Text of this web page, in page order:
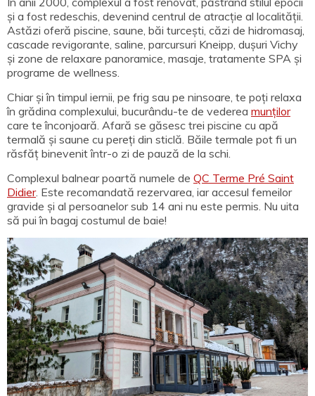
și a fost redeschis, devenind centrul de atracție al localității.
Astăzi oferă piscine, saune, băi turcești, căzi de hidromasaj,
cascade revigorante, saline, parcursuri Kneipp, dușuri Vichy
și zone de relaxare panoramice, masaje, tratamente SPA și
programe de wellness.
Chiar și în timpul iernii, pe frig sau pe ninsoare, te poți relaxa
în grădina complexului, bucurându-te de vederea munților
care te înconjoară. Afară se găsesc trei piscine cu apă
termală și saune cu pereți din sticlă. Băile termale pot fi un
răsfăț binevenit într-o zi de pauză de la schi.
Complexul balnear poartă numele de QC Terme Pré Saint
Didier. Este recomandată rezervarea, iar accesul femeilor
gravide și al persoanelor sub 14 ani nu este permis. Nu uita
să pui în bagaj costumul de baie!